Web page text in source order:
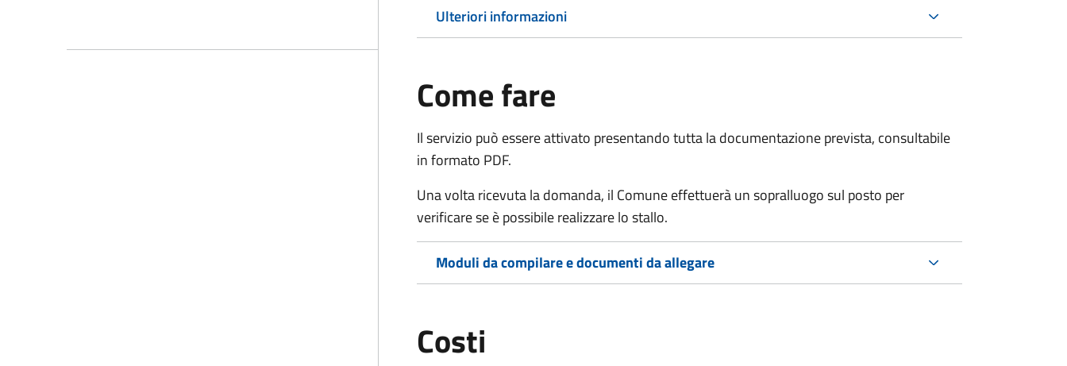
Ulteriori informazioni
Come fare
Il servizio può essere attivato presentando tutta la documentazione prevista, consultabile
in formato PDF.
Una volta ricevuta la domanda, il Comune effettuerà un sopralluogo sul posto per
verificare se è possibile realizzare lo stallo.
Moduli da compilare e documenti da allegare
Costi